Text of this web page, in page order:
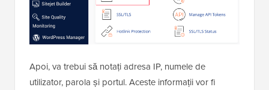
Apoi, va trebui să notați adresa IP, numele de
utilizator, parola și portul. Aceste informații vor fi